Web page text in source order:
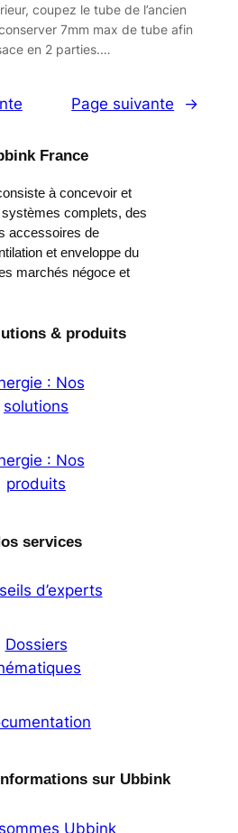
coupez le tube de l’ancien
7mm max de tube afin
en 2 parties.…
Page suivante →
France
à concevoir et
complets, des
accessoires de
et enveloppe du
marchés négoce et
& produits
: Nos
solutions
: Nos
produits
services
d’experts
Dossiers
sur Ubbink
Ubbink